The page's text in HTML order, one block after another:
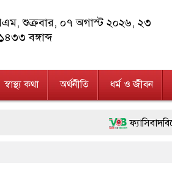
, শুক্রবার, ০৭ অগাস্ট ২০২৬, ২৩
বঙ্গাব্দ
স্বাস্থ্য কথা অর্থনীতি ধর্ম ও জীবন
ফ্যাসিবাদবিরোধী